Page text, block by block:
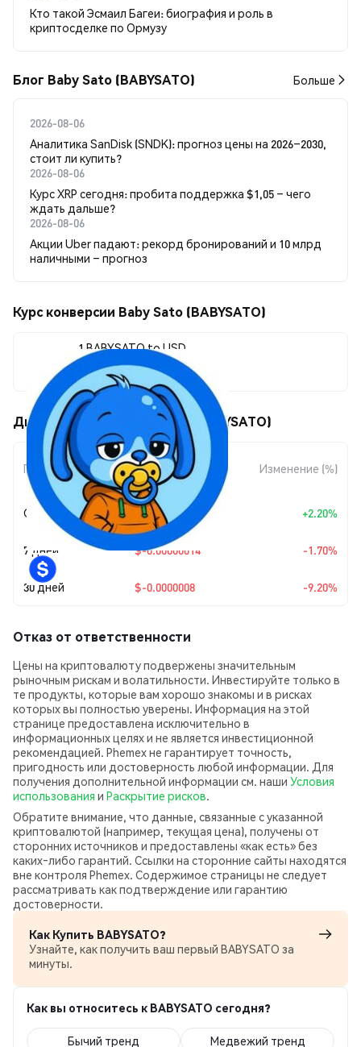
Кто такой Эсмаил Багеи: биография и роль в
криптосделке по Ормузу
Блог Baby Sato (BABYSATO) Больше
2026-08-06
Аналитика SanDisk (SNDK): прогноз цены на 2026–2030,
стоит ли купить?
2026-08-06
Курс XRP сегодня: пробита поддержка $1,05 – чего
ждать дальше?
2026-08-06
Акции Uber падают: рекорд бронирований и 10 млрд
наличными – прогноз
Курс конверсии Baby Sato (BABYSATO)
1 BABYSATO to USD
$0.0000079
Движения цены Baby Sato (BABYSATO)
Период
Изменение
суммы
Изменение (%)
Сегодня +$0.00000017 +2.20%
7 дней $-0.00000014 -1.70%
30 дней $-0.0000008 -9.20%
Отказ от ответственности
Цены на криптовалюту подвержены значительным
рыночным рискам и волатильности. Инвестируйте только в
те продукты, которые вам хорошо знакомы и в рисках
которых вы полностью уверены. Информация на этой
странице предоставлена исключительно в
информационных целях и не является инвестиционной
рекомендацией. Phemex не гарантирует точность,
пригодность или достоверность любой информации. Для
получения дополнительной информации см. наши Условия
использования и Раскрытие рисков.
Обратите внимание, что данные, связанные с указанной
криптовалютой (например, текущая цена), получены от
сторонних источников и предоставлены «как есть» без
каких‑либо гарантий. Ссылки на сторонние сайты находятся
вне контроля Phemex. Содержимое страницы не следует
рассматривать как подтверждение или гарантию
достоверности.
Как Купить BABYSATO?
Узнайте, как получить ваш первый BABYSATO за
минуты.
Как вы относитесь к BABYSATO сегодня?
Бычий тренд Медвежий тренд